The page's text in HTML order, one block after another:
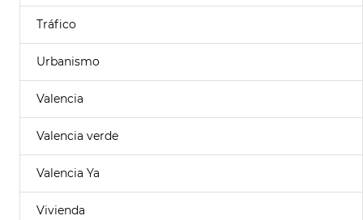
Tráfico
Urbanismo
Valencia
Valencia verde
Valencia Ya
Vivienda